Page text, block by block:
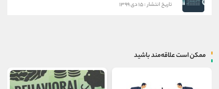
تاریخ انتشار : ۱۵ دی ۱۳۹۹
ممکن است علاقه‌مند باشید